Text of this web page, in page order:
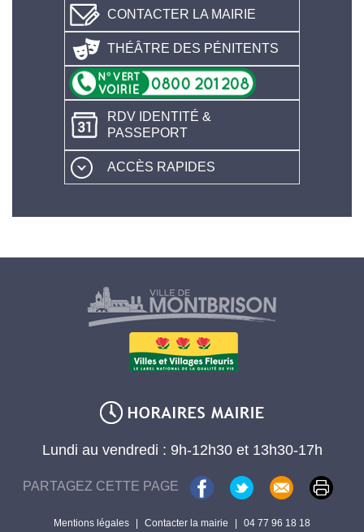
CONTACTER LA MAIRIE
THÉÂTRE DES PÉNITENTS
RDV IDENTITÉ &
PASSEPORT
ACCÈS RAPIDES
Lundi au vendredi : 9h-12h30 et 13h30-17h
PARTAGEZ CETTE PAGE
Mentions légales | Contacter la mairie | 04 77 96 18 18